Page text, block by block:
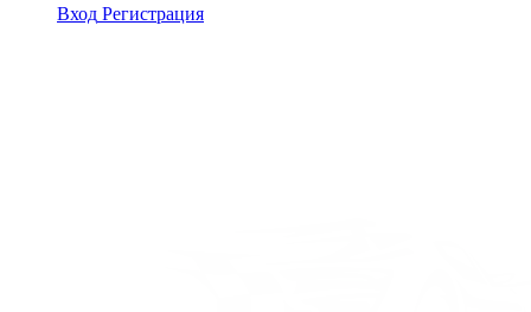
Вход Регистрация